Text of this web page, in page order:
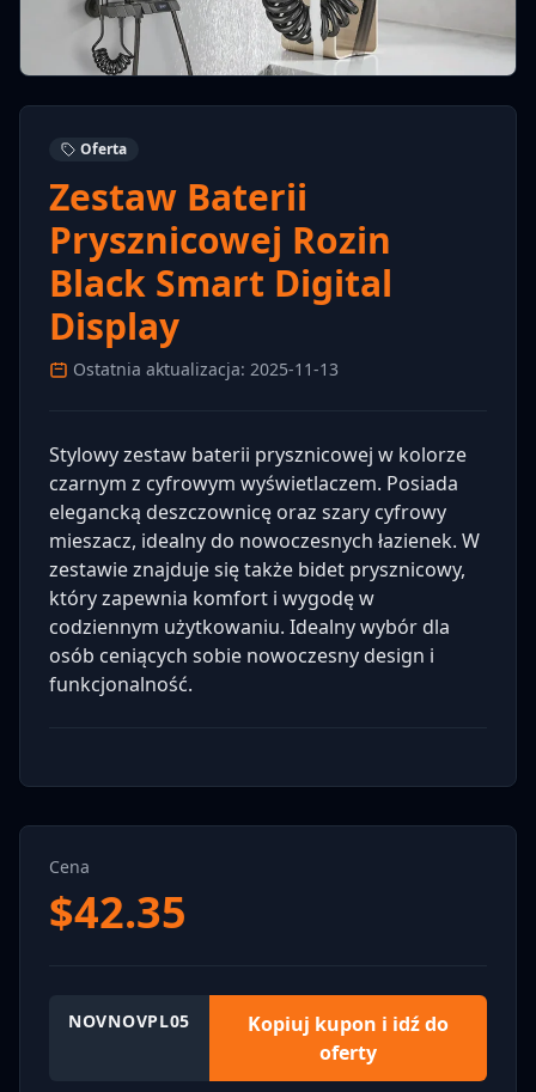
Oferta
Zestaw Baterii
Prysznicowej Rozin
Black Smart Digital
Display
Ostatnia aktualizacja: 2025-11-13
Stylowy zestaw baterii prysznicowej w kolorze
czarnym z cyfrowym wyświetlaczem. Posiada
elegancką deszczownicę oraz szary cyfrowy
mieszacz, idealny do nowoczesnych łazienek. W
zestawie znajduje się także bidet prysznicowy,
który zapewnia komfort i wygodę w
codziennym użytkowaniu. Idealny wybór dla
osób ceniących sobie nowoczesny design i
funkcjonalność.
Cena
$42.35
NOVNOVPL05
Kopiuj kupon i idź do
oferty